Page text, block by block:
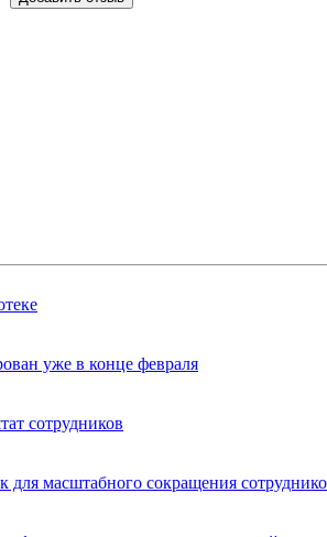
уже в конце февраля
сотрудников
масштабного сокращения